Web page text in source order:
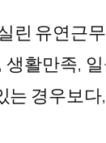
유연근
활만족,
경우보